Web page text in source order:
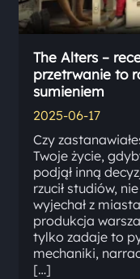
The Alters –
przetrwanie to
sumieniem
2025-06-17
Czy
Twoje życie,
podjął inną
rzucił studiów,
wyjechał z
produkcja
tylko zadaje to
mechaniki,
[…]